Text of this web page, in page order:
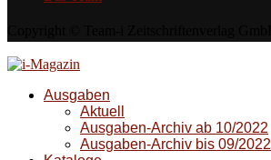
Ausgaben
Aktuell
Ausgaben-Archiv ab 10/2022
Ausgaben-Archiv bis 09/2022